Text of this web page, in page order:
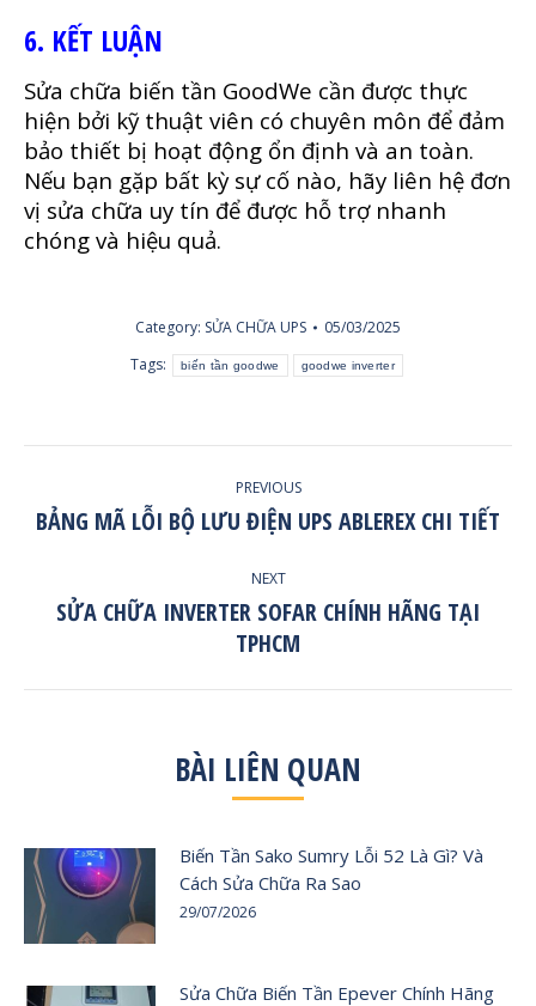
6. KẾT LUẬN
Sửa chữa biến tần GoodWe cần được thực
hiện bởi kỹ thuật viên có chuyên môn để đảm
bảo thiết bị hoạt động ổn định và an toàn.
Nếu bạn gặp bất kỳ sự cố nào, hãy liên hệ đơn
vị sửa chữa uy tín để được hỗ trợ nhanh
chóng và hiệu quả.
Category: SỬA CHỮA UPS
05/03/2025
Tags:
biến tần goodwe goodwe inverter
NAVIGATION
PREVIOUS
Previous
BẢNG MÃ LỖI BỘ LƯU ĐIỆN UPS ABLEREX CHI TIẾT
NEXT
Next
post:
SỬA CHỮA INVERTER SOFAR CHÍNH HÃNG TẠI
TPHCM
BÀI LIÊN QUAN
Biến Tần Sako Sumry Lỗi 52 Là Gì? Và
Cách Sửa Chữa Ra Sao
29/07/2026
Sửa Chữa Biến Tần Epever Chính Hãng